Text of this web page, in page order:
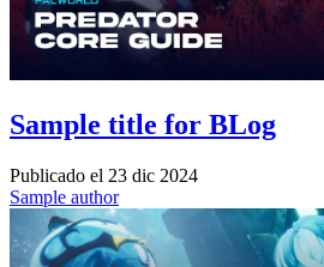
Sample title for BLog
Publicado el 23 dic 2024
Sample author